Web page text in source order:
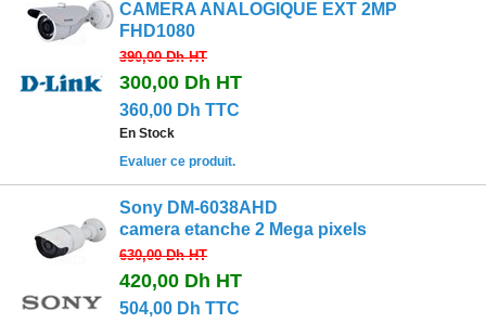
CAMERA ANALOGIQUE EXT 2MP
FHD1080
390,00 DhHT
300,00 Dh HT
360,00 Dh TTC
En Stock
Evaluer ce produit.
Sony DM-6038AHD
camera etanche 2 Mega pixels
630,00 DhHT
420,00 Dh HT
504,00 Dh TTC